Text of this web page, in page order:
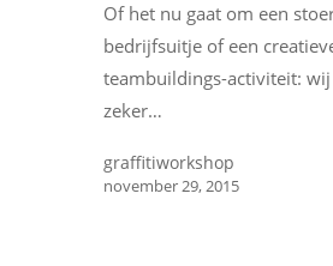
Of het nu gaat om een
bedrijfsuitje of een
teambuildings-activiteit:
zeker…
graffitiworkshop
november 29, 2015